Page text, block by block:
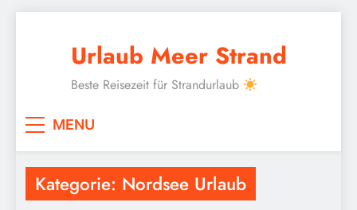
Urlaub Meer Strand
Beste Reisezeit für Strandurlaub
MENU
Kategorie: Nordsee Urlaub